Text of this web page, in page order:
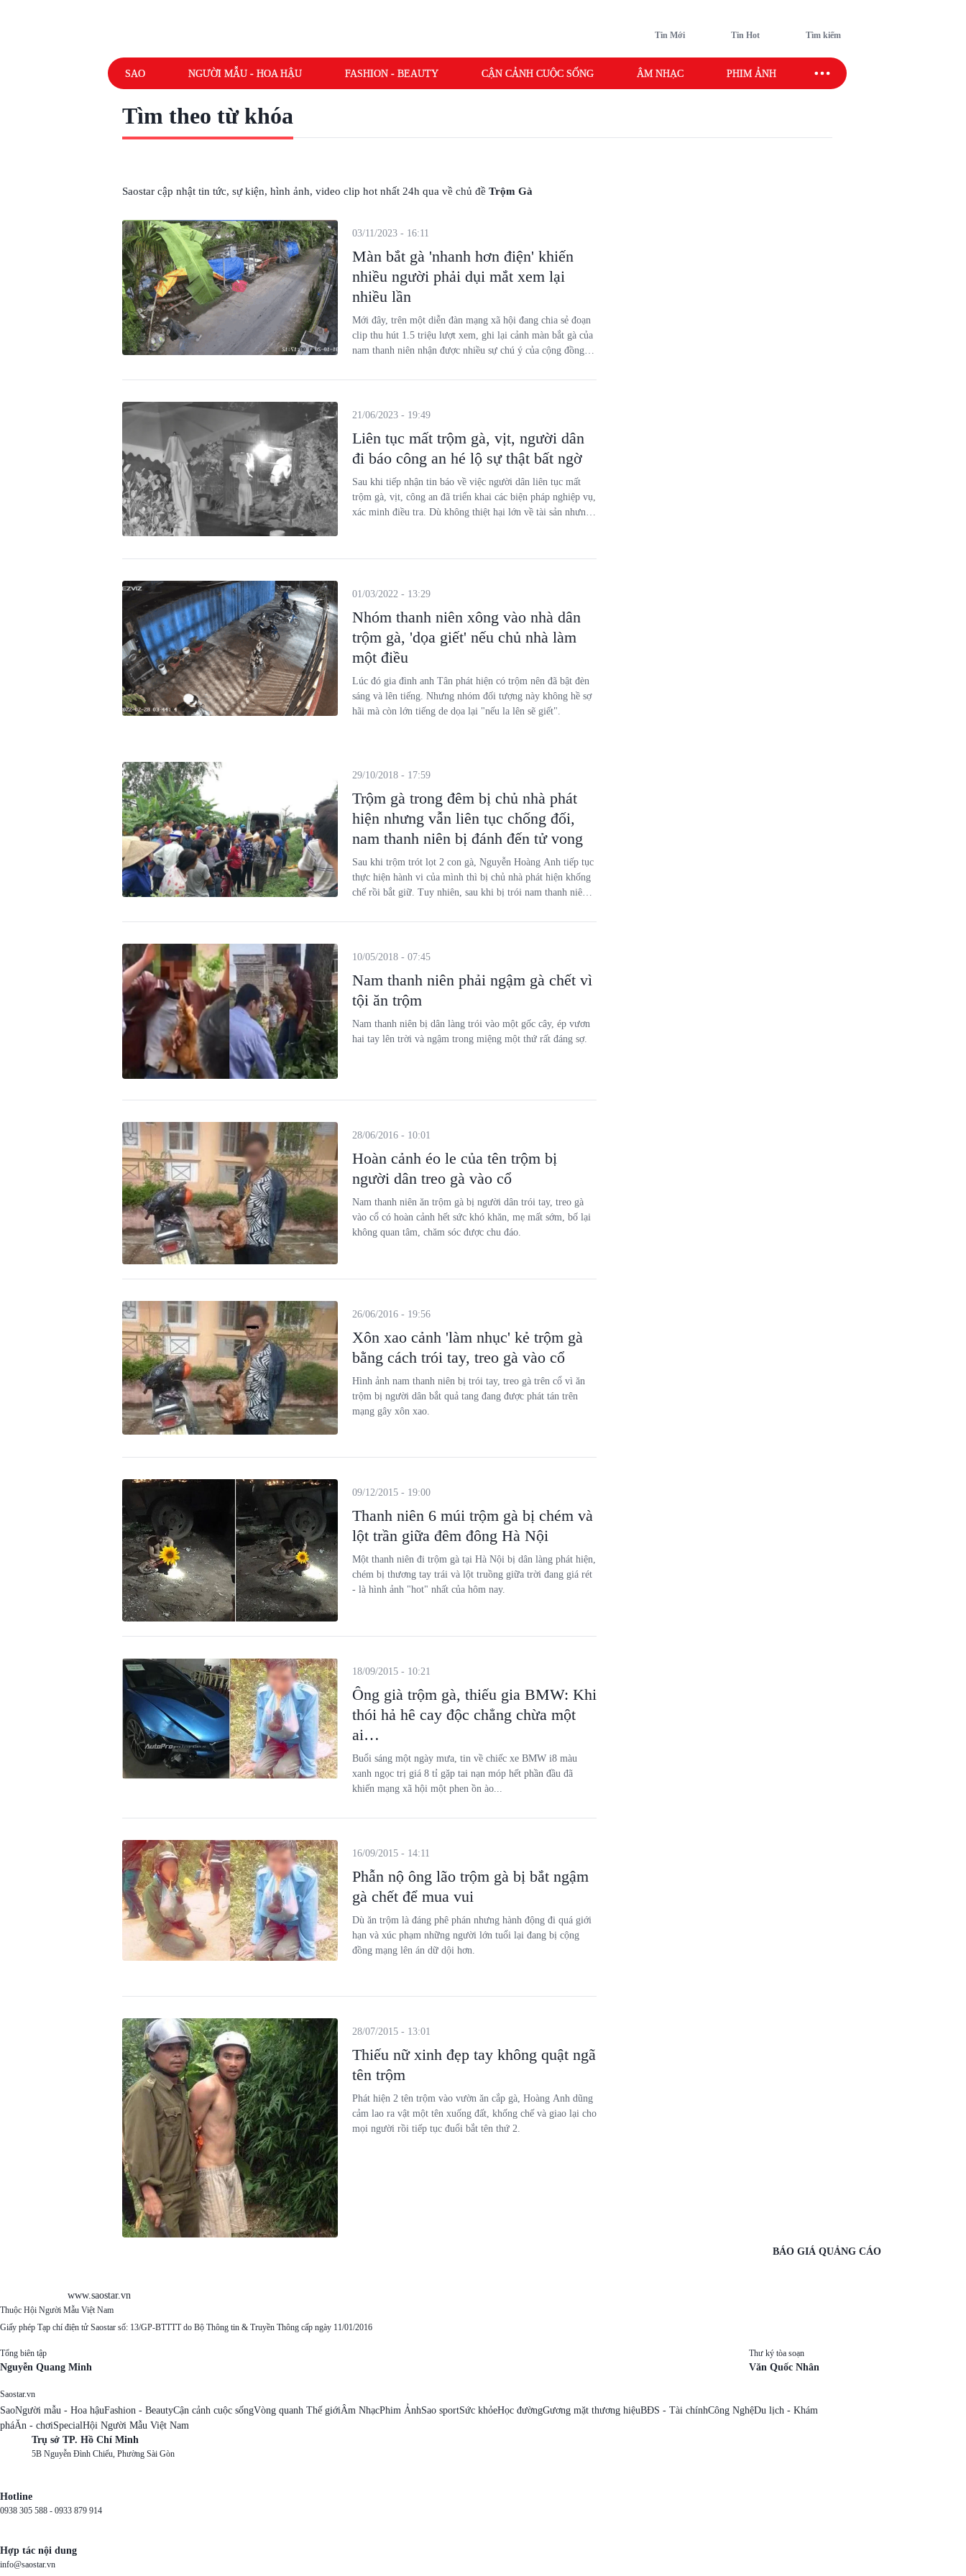
Tin Mới Tin Hot Tìm kiếm
SAO NGƯỜI MẪU - HOA HẬU FASHION - BEAUTY CẬN CẢNH CUỘC SỐNG ÂM NHẠC PHIM ẢNH SAO SPORT
Tìm theo từ khóa
Saostar cập nhật tin tức, sự kiện, hình ảnh, video clip hot nhất 24h qua về chủ đề Trộm Gà
Màn bắt gà 'nhanh hơn điện' khiến
nhiều người phải dụi mắt xem lại
nhiều lần
03/11/2023 - 16:11
Mới đây, trên một diễn đàn mạng xã hội đang chia sẻ đoạn
clip thu hút 1.5 triệu lượt xem, ghi lại cảnh màn bắt gà của
nam thanh niên nhận được nhiều sự chú ý của cộng đồng
Liên tục mất trộm gà, vịt, người dân
đi báo công an hé lộ sự thật bất ngờ
21/06/2023 - 19:49
Sau khi tiếp nhận tin báo về việc người dân liên tục mất
trộm gà, vịt, công an đã triển khai các biện pháp nghiệp vụ,
xác minh điều tra. Dù không thiệt hại lớn về tài sản nhưng
Nhóm thanh niên xông vào nhà dân
trộm gà, 'dọa giết' nếu chủ nhà làm
một điều
01/03/2022 - 13:29
Lúc đó gia đình anh Tân phát hiện có trộm nên đã bật đèn
sáng và lên tiếng. Nhưng nhóm đối tượng này không hề sợ
hãi mà còn lớn tiếng de dọa lại "nếu la lên sẽ giết".
Trộm gà trong đêm bị chủ nhà phát
hiện nhưng vẫn liên tục chống đối,
nam thanh niên bị đánh đến tử vong
29/10/2018 - 17:59
Sau khi trộm trót lọt 2 con gà, Nguyễn Hoàng Anh tiếp tục
thực hiện hành vi của mình thì bị chủ nhà phát hiện khống
chế rồi bắt giữ. Tuy nhiên, sau khi bị trói nam thanh niên
vong.
Nam thanh niên phải ngậm gà chết vì
tội ăn trộm
10/05/2018 - 07:45
Nam thanh niên bị dân làng trói vào một gốc cây, ép vươn
hai tay lên trời và ngậm trong miệng một thứ rất đáng sợ.
Hoàn cảnh éo le của tên trộm bị
người dân treo gà vào cổ
28/06/2016 - 10:01
Nam thanh niên ăn trộm gà bị người dân trói tay, treo gà
vào cổ có hoàn cảnh hết sức khó khăn, mẹ mất sớm, bố lại
không quan tâm, chăm sóc được chu đáo.
Xôn xao cảnh 'làm nhục' kẻ trộm gà
bằng cách trói tay, treo gà vào cổ
26/06/2016 - 19:56
Hình ảnh nam thanh niên bị trói tay, treo gà trên cổ vì ăn
trộm bị người dân bắt quả tang đang được phát tán trên
mạng gây xôn xao.
Thanh niên 6 múi trộm gà bị chém và
lột trần giữa đêm đông Hà Nội
09/12/2015 - 19:00
Một thanh niên đi trộm gà tại Hà Nội bị dân làng phát hiện,
chém bị thương tay trái và lột truồng giữa trời đang giá rét
- là hình ảnh "hot" nhất của hôm nay.
Ông già trộm gà, thiếu gia BMW: Khi
thói hả hê cay độc chẳng chừa một
ai…
18/09/2015 - 10:21
Buổi sáng một ngày mưa, tin về chiếc xe BMW i8 màu
xanh ngọc trị giá 8 tỉ gặp tai nạn móp hết phần đầu đã
khiến mạng xã hội một phen ồn ào...
Phẫn nộ ông lão trộm gà bị bắt ngậm
gà chết để mua vui
16/09/2015 - 14:11
Dù ăn trộm là đáng phê phán nhưng hành động đi quá giới
hạn và xúc phạm những người lớn tuổi lại đang bị cộng
đồng mạng lên án dữ dội hơn.
Thiếu nữ xinh đẹp tay không quật ngã
tên trộm
28/07/2015 - 13:01
Phát hiện 2 tên trộm vào vườn ăn cắp gà, Hoàng Anh dũng
cảm lao ra vật một tên xuống đất, khống chế và giao lại cho
mọi người rồi tiếp tục đuổi bắt tên thứ 2.
www.saostar.vn
BÁO GIÁ QUẢNG CÁO
Thuộc Hội Người Mẫu Việt Nam
Giấy phép Tạp chí điện tử Saostar số: 13/GP-BTTTT do Bộ Thông tin & Truyền Thông cấp ngày 11/01/2016
Tổng biên tập
Nguyễn Quang Minh
Thư ký tòa soạn
Văn Quốc Nhân
Saostar.vn
SaoNgười mẫu - Hoa hậuFashion - BeautyCận cảnh cuộc sốngVòng quanh Thế giớiÂm NhạcPhim ẢnhSao sportSức khỏeHọc đườngGương mặt thương hiệuBĐS - Tài chínhCông NghệDu lịch - Khám
pháĂn - chơiSpecialHội Người Mẫu Việt Nam
Trụ sở TP. Hồ Chí Minh
5B Nguyễn Đình Chiểu, Phường Sài Gòn
Hotline
0938 305 588 - 0933 879 914
Hợp tác nội dung
info@saostar.vn